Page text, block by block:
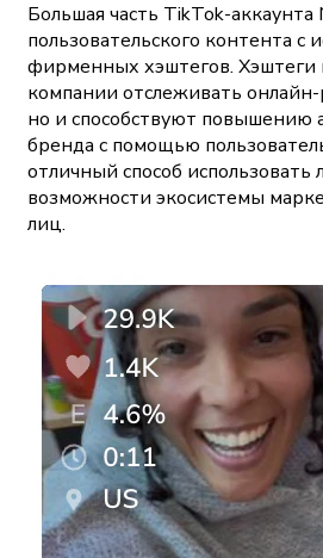
Большая часть TikTok-аккаунта
пользовательского контента с
фирменных хэштегов. Хэштеги
компании отслеживать
но и способствуют повышению
бренда с помощью
отличный способ использовать
возможности экосистемы
лиц.